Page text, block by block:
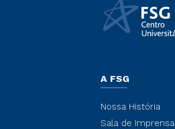
A FSG
Nossa História
Sala de Imprensa